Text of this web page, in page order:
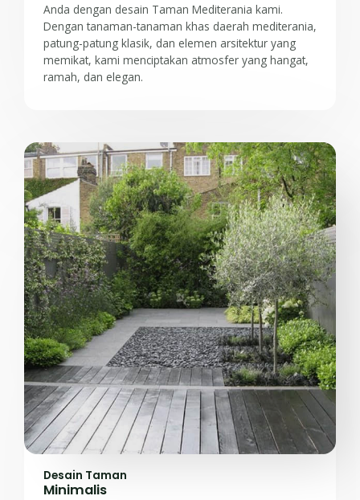
Anda dengan desain Taman Mediterania kami.
Dengan tanaman-tanaman khas daerah mediterania,
patung-patung klasik, dan elemen arsitektur yang
memikat, kami menciptakan atmosfer yang hangat,
ramah, dan elegan.
Desain Taman
Minimalis